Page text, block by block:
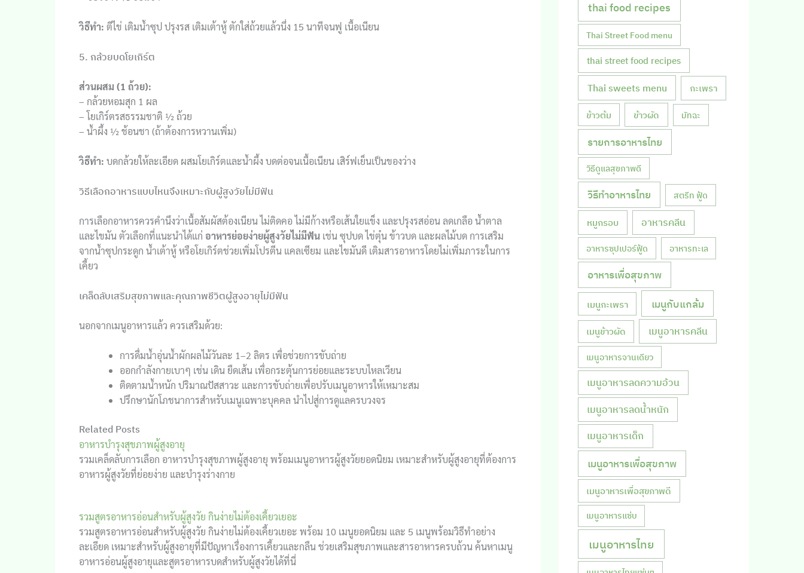
วิธีทำ: ตีไข่ เติมน้ำซุป ปรุงรส เติมเต้าหู้ ตักใส่ถ้วยแล้วนึ่ง 15 นาทีจนฟู เนื้อเนียน
5. กล้วยบดโยเกิร์ต
ส่วนผสม (1 ถ้วย):
– กล้วยหอมสุก 1 ผล
– โยเกิร์ตรสธรรมชาติ ½ ถ้วย
– น้ำผึ้ง ½ ช้อนชา (ถ้าต้องการหวานเพิ่ม)
วิธีทำ: บดกล้วยให้ละเอียด ผสมโยเกิร์ตและน้ำผึ้ง บดต่อจนเนื้อเนียน เสิร์ฟเย็นเป็นของว่าง
วิธีเลือกอาหารแบบไหนจึงเหมาะกับผู้สูงวัยไม่มีฟัน
การเลือกอาหารควรคำนึงว่าเนื้อสัมผัสต้องเนียน ไม่ติดคอ ไม่มีก้างหรือเส้นใยแข็ง และปรุงรสอ่อน ลดเกลือ น้ำตาล
และไขมัน ตัวเลือกที่แนะนำได้แก่ อาหารย่อยง่ายผู้สูงวัยไม่มีฟัน เช่น ซุปบด ไข่ตุ๋น ข้าวบด และผลไม้บด การเสริม
จากน้ำซุปกระดูก น้ำเต้าหู้ หรือโยเกิร์ตช่วยเพิ่มโปรตีน แคลเซียม และไขมันดี เติมสารอาหารโดยไม่เพิ่มภาระในการ
เคี้ยว
เคล็ดลับเสริมสุขภาพและคุณภาพชีวิตผู้สูงอายุไม่มีฟัน
นอกจากเมนูอาหารแล้ว ควรเสริมด้วย:
การดื่มน้ำอุ่นน้ำผักผลไม้วันละ 1–2 ลิตร เพื่อช่วยการขับถ่าย
ออกกำลังกายเบาๆ เช่น เดิน ยืดเส้น เพื่อกระตุ้นการย่อยและระบบไหลเวียน
ติดตามน้ำหนัก ปริมาณปัสสาวะ และการขับถ่ายเพื่อปรับเมนูอาหารให้เหมาะสม
ปรึกษานักโภชนาการสำหรับเมนูเฉพาะบุคคล นำไปสู่การดูแลครบวงจร
Related Posts
อาหารบำรุงสุขภาพผู้สูงอายุ
รวมเคล็ดลับการเลือก อาหารบำรุงสุขภาพผู้สูงอายุ พร้อมเมนูอาหารผู้สูงวัยยอดนิยม เหมาะสำหรับผู้สูงอายุที่ต้องการ
อาหารผู้สูงวัยที่ย่อยง่าย และบำรุงร่างกาย
รวมสูตรอาหารอ่อนสำหรับผู้สูงวัย กินง่ายไม่ต้องเคี้ยวเยอะ
รวมสูตรอาหารอ่อนสำหรับผู้สูงวัย กินง่ายไม่ต้องเคี้ยวเยอะ พร้อม 10 เมนูยอดนิยม และ 5 เมนูพร้อมวิธีทำอย่าง
ละเอียด เหมาะสำหรับผู้สูงอายุที่มีปัญหาเรื่องการเคี้ยวและกลืน ช่วยเสริมสุขภาพและสารอาหารครบถ้วน ค้นหาเมนู
อาหารอ่อนผู้สูงอายุและสูตรอาหารบดสำหรับผู้สูงวัยได้ที่นี่
thai food recipes
Thai Street Food menu
thai street food recipes
Thai sweets menu กะเพรา
ข้าวต้ม ข้าวผัด มัทฉะ
รายการอาหารไทย
วิธีดูแลสุขภาพดี
วิธีทำอาหารไทย สตรีท ฟู้ด
หมูกรอบ อาหารคลีน
อาหารซุปเปอร์ฟู้ด อาหารทะเล
อาหารเพื่อสุขภาพ
เมนูกะเพรา เมนูกับแกล้ม
เมนูข้าวผัด เมนูอาหารคลีน
เมนูอาหารจานเดียว
เมนูอาหารลดความอ้วน
เมนูอาหารลดน้ำหนัก
เมนูอาหารเด็ก
เมนูอาหารเพื่อสุขภาพ
เมนูอาหารเพื่อสุขภาพดี
เมนูอาหารแซ่บ
เมนูอาหารไทย